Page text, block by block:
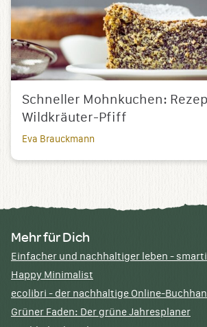
Schneller Mohnkuchen:
Wildkräuter-Pfiff
Eva Brauckmann
Mehr für Dich
Einfacher und nachhaltiger leben -
Happy Minimalist
ecolibri - der nachhaltige Online-
Grüner Faden: Der grüne Jahresplaner